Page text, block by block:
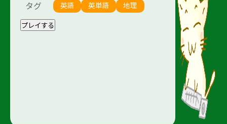
タグ 英語 英単語 地理
プレイする